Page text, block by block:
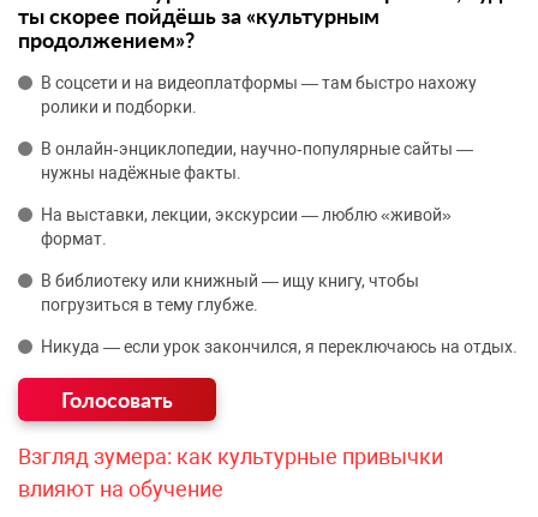
ты скорее пойдёшь за «культурным
продолжением»?
В соцсети и на видеоплатформы — там быстро нахожу
ролики и подборки.
В онлайн‑энциклопедии, научно‑популярные сайты —
нужны надёжные факты.
На выставки, лекции, экскурсии — люблю «живой»
формат.
В библиотеку или книжный — ищу книгу, чтобы
погрузиться в тему глубже.
Никуда — если урок закончился, я переключаюсь на отдых.
Взгляд зумера: как культурные привычки
влияют на обучение